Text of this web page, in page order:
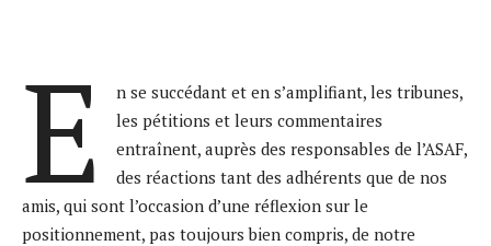
E
n se succédant et en s’amplifiant, les tribunes,
les pétitions et leurs commentaires
entraînent, auprès des responsables de l’ASAF,
des réactions tant des adhérents que de nos
amis, qui sont l’occasion d’une réflexion sur le
positionnement, pas toujours bien compris, de notre